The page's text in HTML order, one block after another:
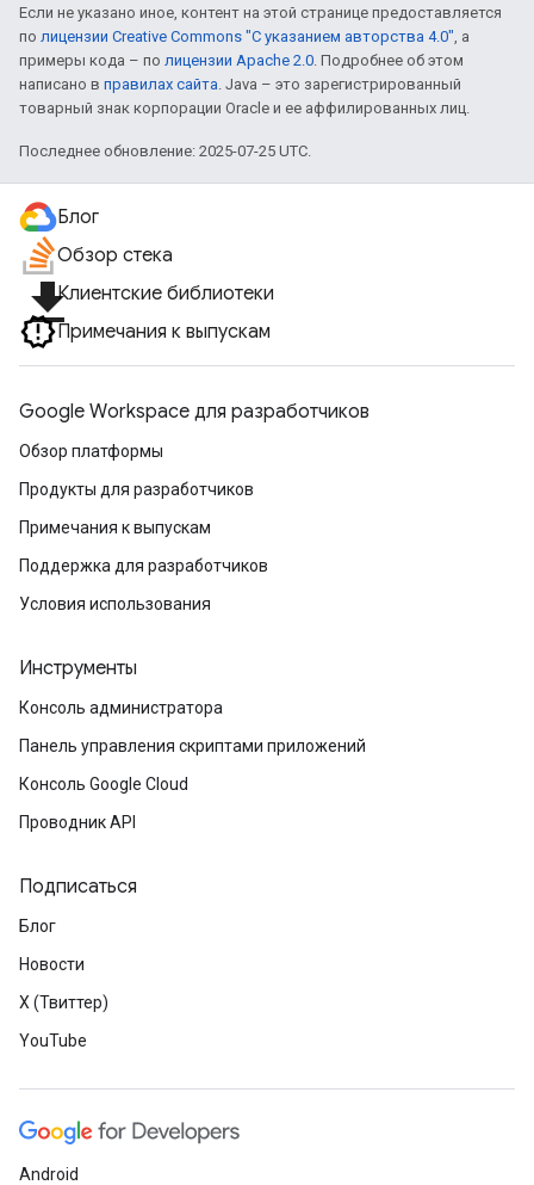
Если не указано иное, контент на этой странице предоставляется
по лицензии Creative Commons "С указанием авторства 4.0", а
примеры кода – по лицензии Apache 2.0. Подробнее об этом
написано в правилах сайта. Java – это зарегистрированный
товарный знак корпорации Oracle и ее аффилированных лиц.
Последнее обновление: 2025-07-25 UTC.
Блог
Обзор стека
file_downloadКлиентские библиотеки
Примечания к выпускам
Google Workspace для разработчиков
Обзор платформы
Продукты для разработчиков
Примечания к выпускам
Поддержка для разработчиков
Условия использования
Инструменты
Консоль администратора
Панель управления скриптами приложений
Консоль Google Cloud
Проводник API
Подписаться
Блог
Новости
X (Твиттер)
YouTube
Android